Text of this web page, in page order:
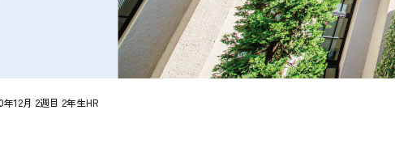
年12月 2週目 2年生HR